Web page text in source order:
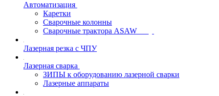
Автоматизация
Каретки
Сварочные колонны
Сварочные трактора ASAW
Лазерная резка с ЧПУ
Лазерная сварка
ЗИПЫ к оборудованию лазерной сварки
Лазерные аппараты